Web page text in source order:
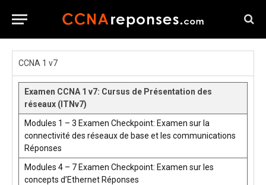
CCNA 1 v7
Examen CCNA 1 v7: Cursus de Présentation des
réseaux (ITNv7)
Modules 1 – 3 Examen Checkpoint: Examen sur la
connectivité des réseaux de base et les communications
Réponses
Modules 4 – 7 Examen Checkpoint: Examen sur les
concepts d’Ethernet Réponses